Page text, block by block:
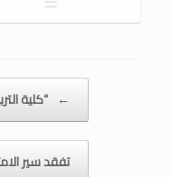
Post navigation
← “كلية
تفقد سير